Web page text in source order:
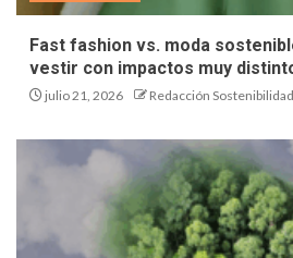
Fast fashion vs. moda
vestir con impactos muy
julio 21, 2026 Redacción